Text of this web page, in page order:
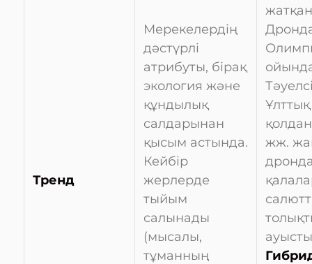
Тренд
Мерекелердің
дәстүрлі
атрибуты, бірақ
экология және
құндылық
салдарынан
қысым астында.
Кейбір
жерлерде
тыйым
салынады
(мысалы,
тұманның
жж.